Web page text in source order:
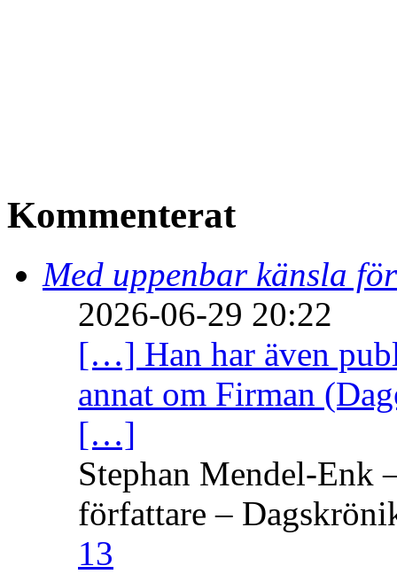
Kommenterat
Med uppenbar känsla
2026-06-29 20:22
[…] Han har även
annat om Firman
[…]
Stephan Mendel-Enk
författare –
13